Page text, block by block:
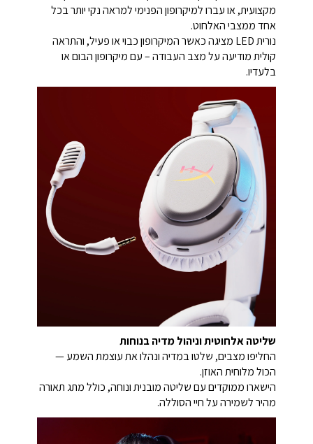
מקצועית, או עברו למיקרופון הפנימי למראה נקי יותר בכל
אחד ממצבי האלחוט.
נורית LED מציגה כאשר המיקרופון כבוי או פעיל, והתראה
קולית מודיעה על מצב העבודה – עם מיקרופון הבום או
בלעדיו.
שליטה אלחוטית וניהול מדיה בנוחות
החליפו מצבים, שלטו במדיה ונהלו את עוצמת השמע —
הכול מלוחית האוזן.
הישארו ממוקדים עם שליטה מובנית ונוחה, כולל מתג תאורה
מהיר לשמירה על חיי הסוללה.